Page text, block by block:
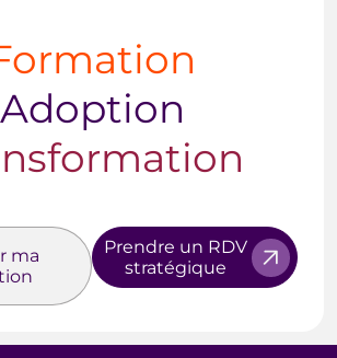
Adoption
ma
Prendre un RDV
stratégique